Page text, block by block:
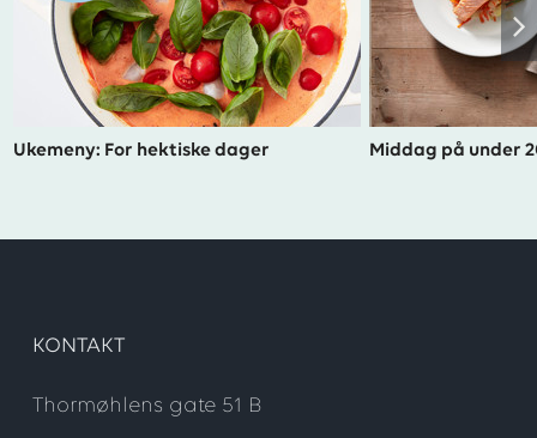
Ukemeny: For hektiske dager Middag på under
KONTAKT
Thormøhlens gate 51 B